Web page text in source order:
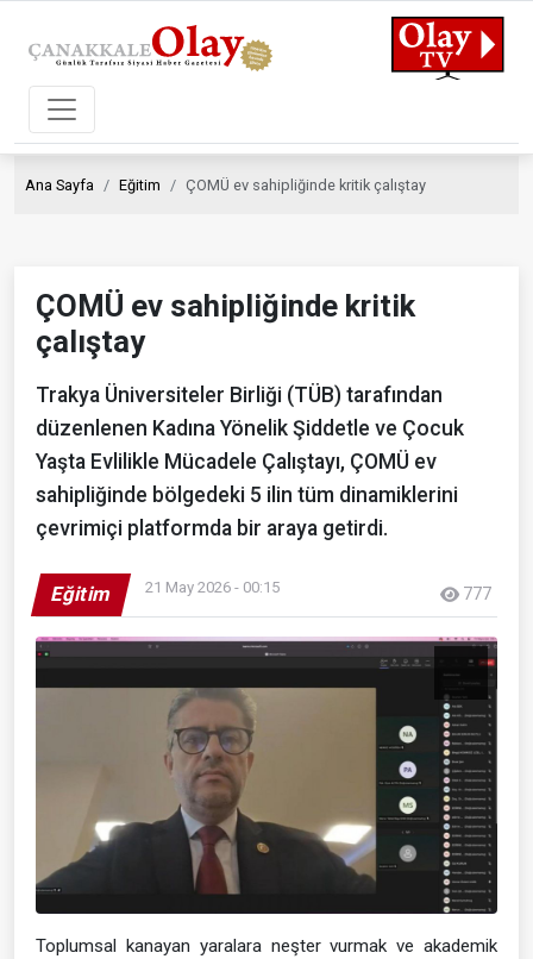
Ana Sayfa Eğitim ÇOMÜ ev sahipliğinde kritik çalıştay
ÇOMÜ ev sahipliğinde kritik
çalıştay
Trakya Üniversiteler Birliği (TÜB) tarafından
düzenlenen Kadına Yönelik Şiddetle ve Çocuk
Yaşta Evlilikle Mücadele Çalıştayı, ÇOMÜ ev
sahipliğinde bölgedeki 5 ilin tüm dinamiklerini
çevrimiçi platformda bir araya getirdi.
Eğitim 21 May 2026 - 00:15 777
Toplumsal kanayan yaralara neşter vurmak ve akademik